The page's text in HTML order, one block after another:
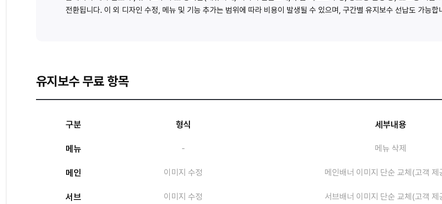
전환됩니다. 이 외 디자인 수정, 메뉴 및 기능 추가는 범위에 따라 비용이 발생될 수 있으며, 구간별 유지보수 선납도 가능합
유지보수 무료 항목
구분 형식 세부내용
메뉴 - 메뉴 삭제
메인 이미지 수정 메인배너 이미지 단순 교체(고객 제
서브 이미지 수정 서브배너 이미지 단순 교체(고객 제